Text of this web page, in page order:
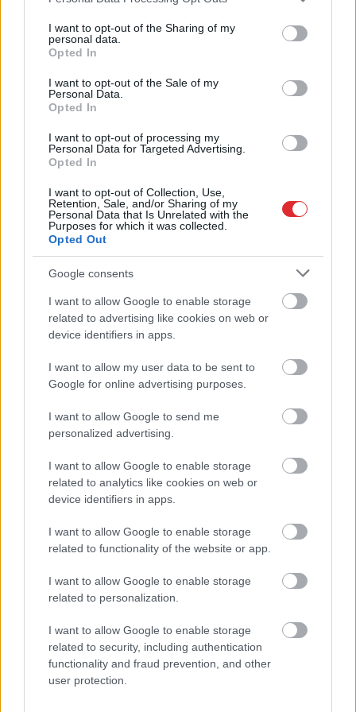
not limited to your visit or usage behaviour. You may click to
grant or deny consent to Google and its third-party tags to
use your data for below specified purposes in below Google
consent section.
I want to opt-out of the Sharing of my
personal data.
Opted In
I want to opt-out of the Sale of my
Personal Data.
Opted In
I want to opt-out of processing my
Personal Data for Targeted Advertising.
Opted In
I want to opt-out of Collection, Use,
Retention, Sale, and/or Sharing of my
Personal Data that Is Unrelated with the
Purposes for which it was collected.
Opted Out
Google consents
I want to allow Google to enable storage
related to advertising like cookies on web or
device identifiers in apps.
I want to allow my user data to be sent to
Google for online advertising purposes.
I want to allow Google to send me
personalized advertising.
I want to allow Google to enable storage
related to analytics like cookies on web or
device identifiers in apps.
I want to allow Google to enable storage
related to functionality of the website or app.
I want to allow Google to enable storage
related to personalization.
I want to allow Google to enable storage
related to security, including authentication
functionality and fraud prevention, and other
user protection.
3 zodiaka zīmes šajā
nedēļas nogalē kārtīgi
“nodos uguņus”, bet vienai
– labāk palikt mājās
Viņš apstājies un sācis
peldēt uz vietas…
Sieviete atpūtā Pierīgas
briesmīgas sekas var
būt makšķernieku
Vienmēraukstas rokas
un kājas? 6 iespējamie
Atcelt Ziņot